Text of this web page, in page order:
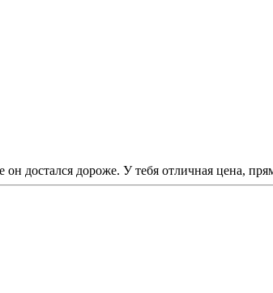
достался дороже. У тебя отличная цена,